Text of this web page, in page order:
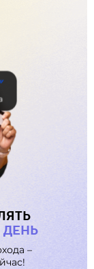
ДЕНЬ
–